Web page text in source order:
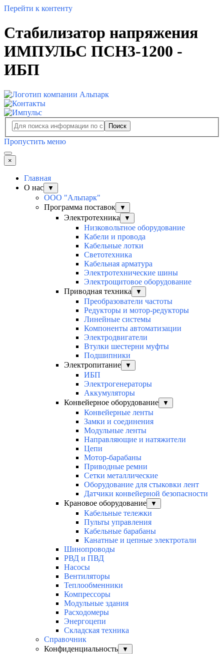
Перейти к контенту
Стабилизатор напряжения
ИМПУЛЬС ПСН3-1200 -
ИБП
Поиск
Пропустить меню
×
Главная
О нас
▼
ООО "Альпарк"
Программа поставок
▼
Электротехника ▼
Низковольтное оборудование
Кабели и провода
Кабельные лотки
Светотехника
Кабельная арматура
Электротехнические шины
Электрощитовое оборудование
Приводная техника
▼
Преобразователи частоты
Редукторы и мотор-редукторы
Линейные системы
Компоненты автоматизации
Электродвигатели
Втулки шестерни муфты
Подшипники
Электропитание
▼
ИБП
Электрогенераторы
Аккумуляторы
Конвейерное оборудование
▼
Конвейерные ленты
Замки и соединения
Модульные ленты
Направляющие и натяжители
Цепи
Мотор-барабаны
Приводные ремни
Сетки металлические
Оборудование для стыковки лент
Датчики конвейерной безопасности
Крановое оборудование
▼
Кабельные тележки
Пульты управления
Кабельные барабаны
Канатные и цепные электротали
Шинопроводы
РВД и ПВД
Насосы
Вентиляторы
Теплообменники
Компрессоры
Модульные здания
Расходомеры
Энергоцепи
Складская техника
Справочник
Конфиденциальность
▼